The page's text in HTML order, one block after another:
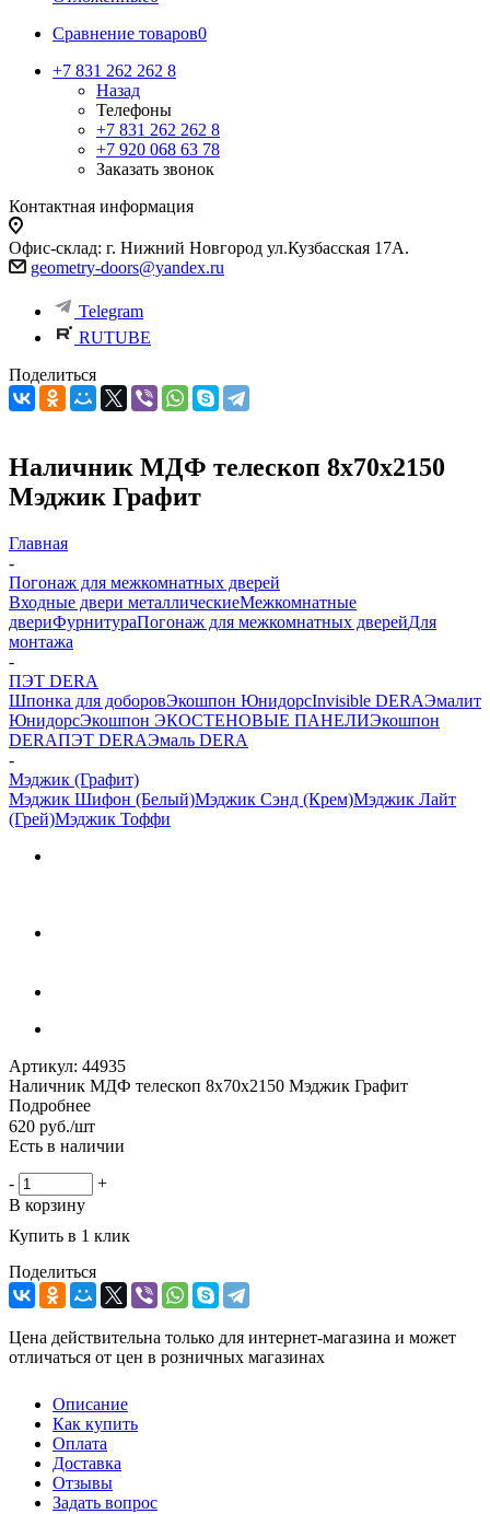
Сравнение товаров0
+7 831 262 262 8
Назад
Телефоны
+7 831 262 262 8
+7 920 068 63 78
Заказать звонок
Контактная информация
Офис-склад: г. Нижний Новгород ул.Кузбасская 17А.
geometry-doors@yandex.ru
Telegram
RUTUBE
Поделиться
Наличник МДФ телескоп 8х70х2150
Мэджик Графит
Главная
-
Погонаж для межкомнатных дверей
Входные двери металлическиеМежкомнатные
двериФурнитураПогонаж для межкомнатных дверейДля
монтажа
-
ПЭТ DERA
Шпонка для доборовЭкошпон ЮнидорсInvisible DERAЭмалит
ЮнидорсЭкошпон ЭКОСТЕНОВЫЕ ПАНЕЛИЭкошпон
DERAПЭТ DERAЭмаль DERA
-
Мэджик (Графит)
Мэджик Шифон (Белый)Мэджик Сэнд (Крем)Мэджик Лайт
(Грей)Мэджик Тоффи
Артикул: 44935
Наличник МДФ телескоп 8х70х2150 Мэджик Графит
Подробнее
620 руб./шт
Есть в наличии
-
+
В корзину
Купить в 1 клик
Поделиться
Цена действительна только для интернет-магазина и может
отличаться от цен в розничных магазинах
Описание
Как купить
Оплата
Доставка
Отзывы
Задать вопрос